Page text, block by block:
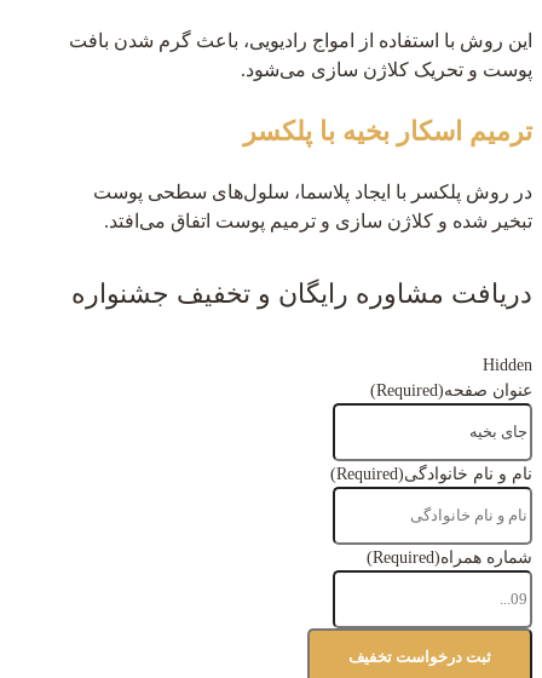
این روش با استفاده از امواج رادیویی، باعث گرم شدن بافت
پوست و تحریک کلاژن سازی می‌شود.
ترمیم اسکار بخیه با پلکسر
در روش پلکسر با ایجاد پلاسما، سلول‌های سطحی پوست
تبخیر شده و کلاژن سازی و ترمیم پوست اتفاق می‌افتد.
دریافت مشاوره رایگان و تخفیف جشنواره
Hidden
عنوان صفحه(Required)
نام و نام خانوادگی(Required)
شماره همراه(Required)